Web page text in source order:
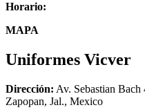
Horario:
MAPA
Uniformes Vicver
Dirección: Av. Sebastian
Zapopan, Jal., Mexico